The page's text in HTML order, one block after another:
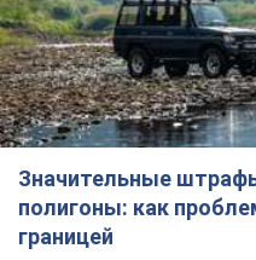
Значительные
полигоны: как
границей